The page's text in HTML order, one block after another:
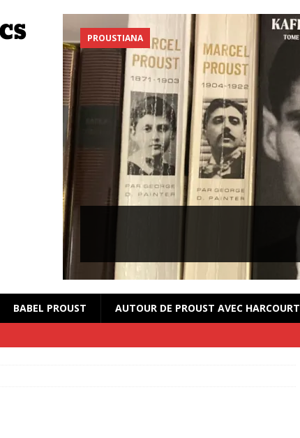
PROUSTIANA
BABEL PROUST AUTOUR DE PROUST AVEC HARCOURT